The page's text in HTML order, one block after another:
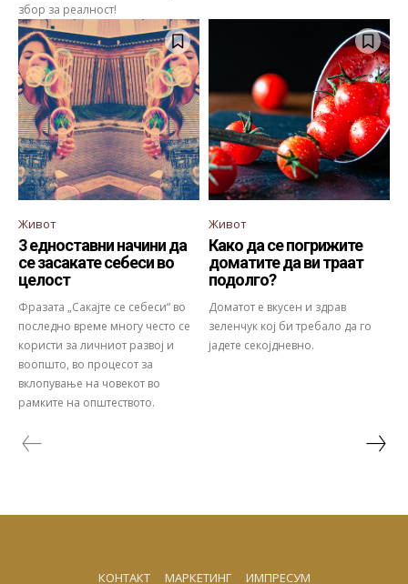
збор за реалност!
Живот
3 едноставни начини да
се засакате себеси во
целост
Фразата „Сакајте се себеси“ во
последно време многу често се
користи за личниот развој и
воопшто, во процесот за
вклопување на човекот во
рамките на општеството.
Живот
Како да се погрижите
доматите да ви траат
подолго?
Доматот е вкусен и здрав
зеленчук кој би требало да го
јадете секојдневно.
КОНТАКТ МАРКЕТИНГ ИМПРЕСУМ